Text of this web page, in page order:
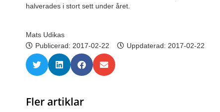
halverades i stort sett under året.
Mats Udikas
Publicerad: 2017-02-22 Uppdaterad: 2017-02-22
Fler artiklar